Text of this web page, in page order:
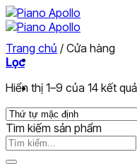
Skip
to
content
Piano Digital
Đăng ký đại lý
Tin tức
Trang chủ / Cửa hàng
Lọc
Hiển thị 1–9 của 14 kết quả
Tìm kiếm sản phẩm
Tìm